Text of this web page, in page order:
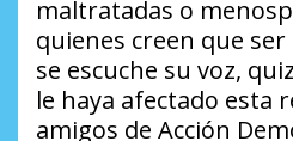
maltratadas o
quienes creen que
se escuche su voz,
le haya afectado esta
amigos de Acción